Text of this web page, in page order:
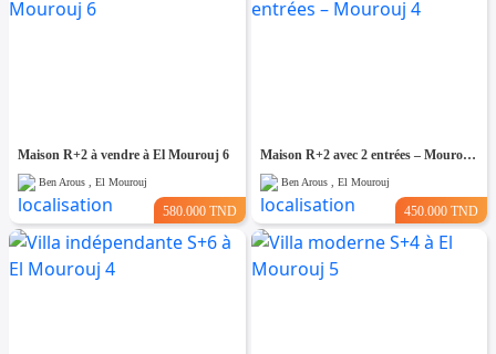
Maison R+2 à vendre à El Mourouj 6
Ben Arous , El Mourouj
580.000 TND
Maison R+2 avec 2 entrées – Mourouj 4
Ben Arous , El Mourouj
450.000 TND